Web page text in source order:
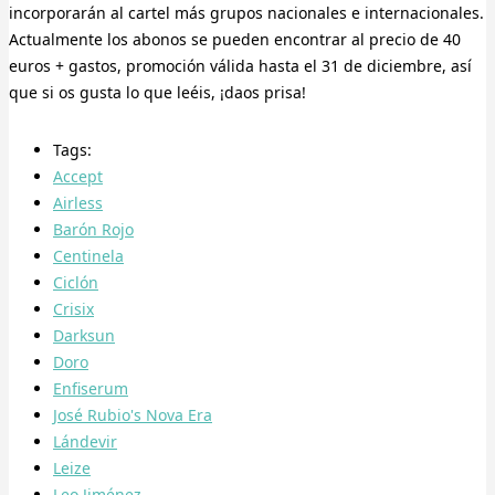
incorporarán al cartel más grupos nacionales e internacionales.
Actualmente los abonos se pueden encontrar al precio de 40
euros + gastos, promoción válida hasta el 31 de diciembre, así
que si os gusta lo que leéis, ¡daos prisa!
Tags:
Accept
Airless
Barón Rojo
Centinela
Ciclón
Crisix
Darksun
Doro
Enfiserum
José Rubio's Nova Era
Lándevir
Leize